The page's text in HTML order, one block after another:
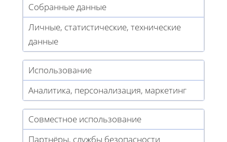
Собранные данные
Личные, статистические, технические
данные
Использование
Аналитика, персонализация, маркетинг
Совместное использование
Партнёры, службы безопасности